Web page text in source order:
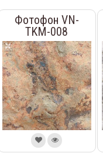
Фотофон VN-
TKM-008